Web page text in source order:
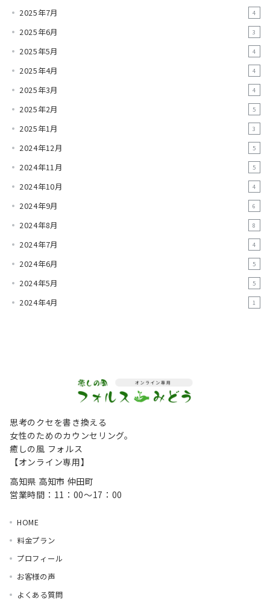
2025年7月 4
2025年6月 3
2025年5月 4
2025年4月 4
2025年3月 4
2025年2月 5
2025年1月 3
2024年12月 5
2024年11月 5
2024年10月 4
2024年9月 6
2024年8月 8
2024年7月 4
2024年6月 5
2024年5月 5
2024年4月 1
思考のクセを書き換える
女性のためのカウンセリング。
癒しの風 フォルス
【オンライン専用】
高知県 高知市 仲田町
営業時間：11：00～17：00
HOME
料金プラン
プロフィール
お客様の声
よくある質問